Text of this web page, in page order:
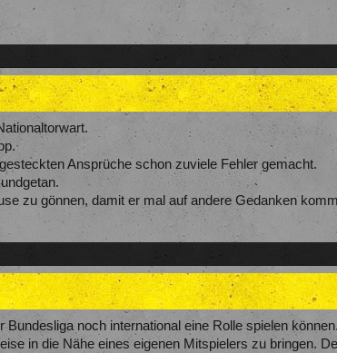
Ansprüche schon zuviele Fehler gemacht.
zu gönnen, damit er mal auf andere Gedanken
noch international eine Rolle spielen
in die Nähe eines eigenen Mitspielers zu bringen.